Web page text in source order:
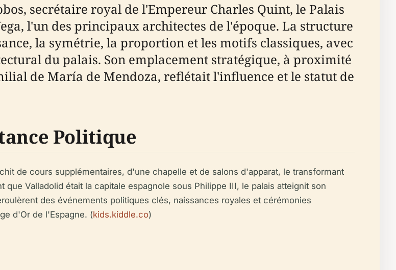
secrétaire royal de l'Empereur Charles Quint, le Palais
l'un des principaux architectes de l'époque. La structure
la symétrie, la proportion et les motifs classiques, avec
du palais. Son emplacement stratégique, à proximité
de María de Mendoza, reflétait l'influence et le statut de
Politique
de cours supplémentaires, d'une chapelle et de salons d'apparat, le transformant
que Valladolid était la capitale espagnole sous Philippe III, le palais atteignit son
des événements politiques clés, naissances royales et cérémonies
d'Or de l'Espagne. (kids.kiddle.co)